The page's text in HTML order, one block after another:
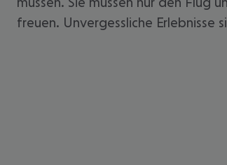
freuen. Unvergessliche Erlebnisse